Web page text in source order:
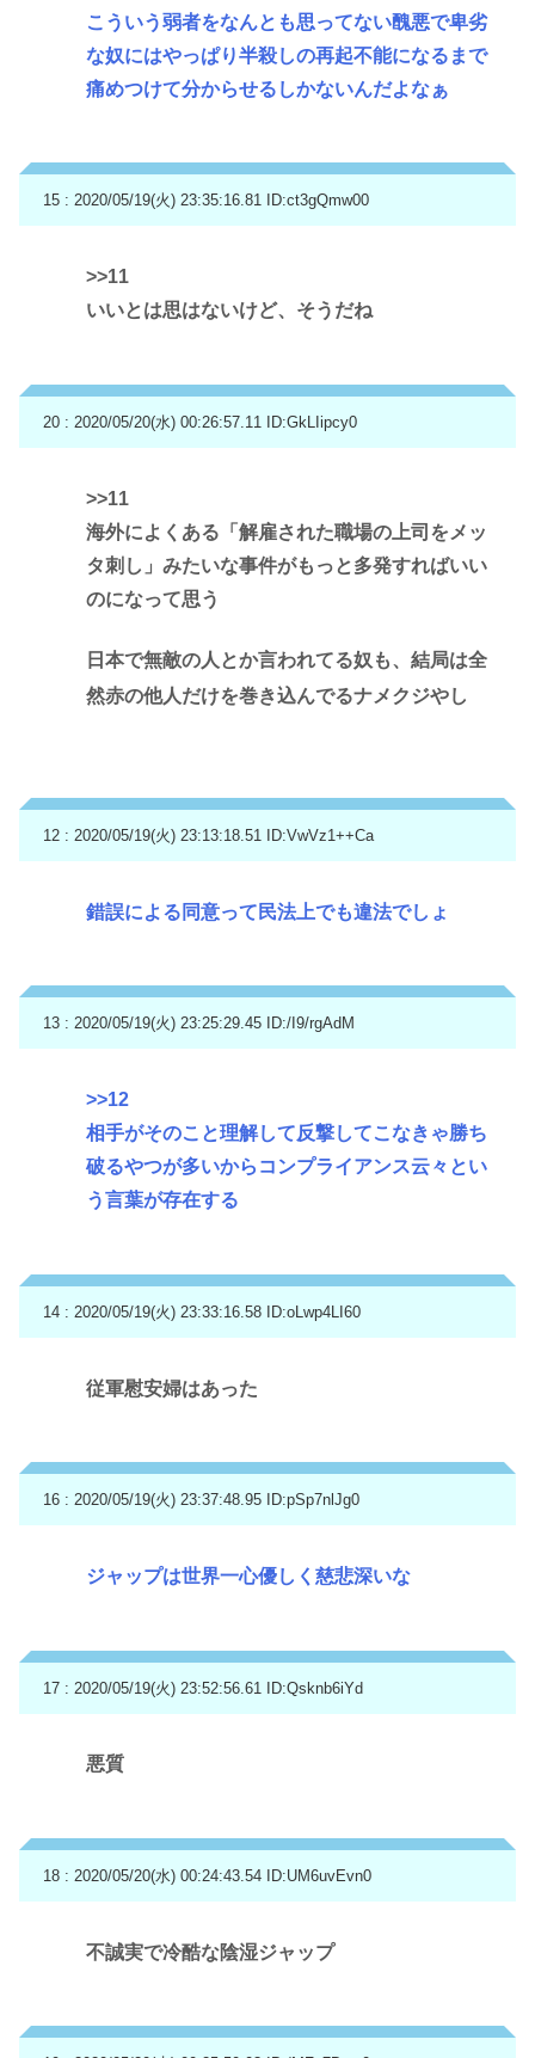
こういう弱者をなんとも思ってない醜悪で卑劣
な奴にはやっぱり半殺しの再起不能になるまで
痛めつけて分からせるしかないんだよなぁ
15 : 2020/05/19(火) 23:35:16.81 ID:ct3gQmw00
>>11
いいとは思はないけど、そうだね
20 : 2020/05/20(水) 00:26:57.11 ID:GkLIipcy0
>>11
海外によくある「解雇された職場の上司をメッ
タ刺し」みたいな事件がもっと多発すればいい
のになって思う
日本で無敵の人とか言われてる奴も、結局は全
然赤の他人だけを巻き込んでるナメクジやし
12 : 2020/05/19(火) 23:13:18.51 ID:VwVz1++Ca
錯誤による同意って民法上でも違法でしょ
13 : 2020/05/19(火) 23:25:29.45 ID:/I9/rgAdM
>>12
相手がそのこと理解して反撃してこなきゃ勝ち
破るやつが多いからコンプライアンス云々とい
う言葉が存在する
14 : 2020/05/19(火) 23:33:16.58 ID:oLwp4LI60
従軍慰安婦はあった
16 : 2020/05/19(火) 23:37:48.95 ID:pSp7nlJg0
ジャップは世界一心優しく慈悲深いな
17 : 2020/05/19(火) 23:52:56.61 ID:Qsknb6iYd
悪質
18 : 2020/05/20(水) 00:24:43.54 ID:UM6uvEvn0
不誠実で冷酷な陰湿ジャップ